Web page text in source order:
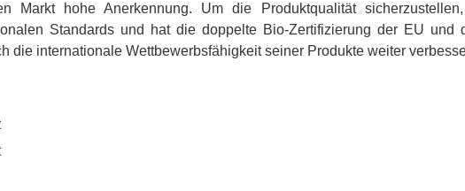
Markt hohe Anerkennung. Um die Produktqualität
Standards und hat die doppelte Bio-Zertifizierung der EU und
die internationale Wettbewerbsfähigkeit seiner Produkte weiter